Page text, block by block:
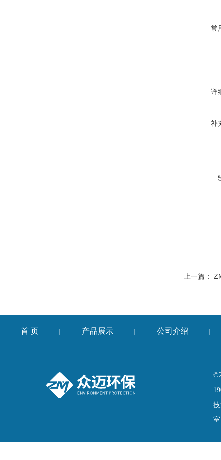
常
详
补
上一篇：
首 页 | 产品展示 | 公司介绍 |